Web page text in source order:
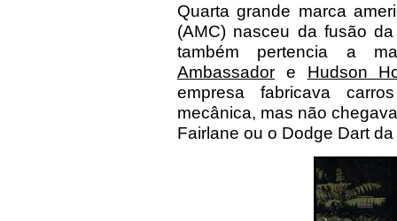
Quarta grande marca
(AMC) nasceu da fusão
também pertencia a
Ambassador e Hudson
empresa fabricava
mecânica, mas não
Fairlane ou o Dodge Dart